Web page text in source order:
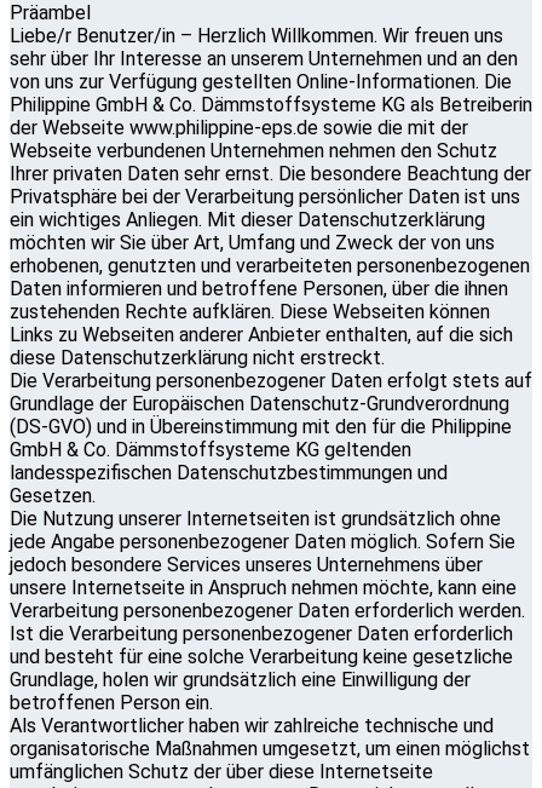
Präambel
Liebe/r Benutzer/in – Herzlich Willkommen. Wir freuen uns
sehr über Ihr Interesse an unserem Unternehmen und an den
von uns zur Verfügung gestellten Online-Informationen. Die
Philippine GmbH & Co. Dämmstoffsysteme KG als Betreiberin
der Webseite www.philippine-eps.de sowie die mit der
Webseite verbundenen Unternehmen nehmen den Schutz
Ihrer privaten Daten sehr ernst. Die besondere Beachtung der
Privatsphäre bei der Verarbeitung persönlicher Daten ist uns
ein wichtiges Anliegen. Mit dieser Datenschutzerklärung
möchten wir Sie über Art, Umfang und Zweck der von uns
erhobenen, genutzten und verarbeiteten personenbezogenen
Daten informieren und betroffene Personen, über die ihnen
zustehenden Rechte aufklären. Diese Webseiten können
Links zu Webseiten anderer Anbieter enthalten, auf die sich
diese Datenschutzerklärung nicht erstreckt.
Die Verarbeitung personenbezogener Daten erfolgt stets auf
Grundlage der Europäischen Datenschutz-Grundverordnung
(DS-GVO) und in Übereinstimmung mit den für die Philippine
GmbH & Co. Dämmstoffsysteme KG geltenden
landesspezifischen Datenschutzbestimmungen und
Gesetzen.
Die Nutzung unserer Internetseiten ist grundsätzlich ohne
jede Angabe personenbezogener Daten möglich. Sofern Sie
jedoch besondere Services unseres Unternehmens über
unsere Internetseite in Anspruch nehmen möchte, kann eine
Verarbeitung personenbezogener Daten erforderlich werden.
Ist die Verarbeitung personenbezogener Daten erforderlich
und besteht für eine solche Verarbeitung keine gesetzliche
Grundlage, holen wir grundsätzlich eine Einwilligung der
betroffenen Person ein.
Als Verantwortlicher haben wir zahlreiche technische und
organisatorische Maßnahmen umgesetzt, um einen möglichst
umfänglichen Schutz der über diese Internetseite